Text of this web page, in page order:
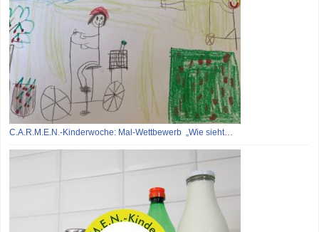
C.A.R.M.E.N.-Kinderwoche: Mal-Wettbewerb „Wie sieht…